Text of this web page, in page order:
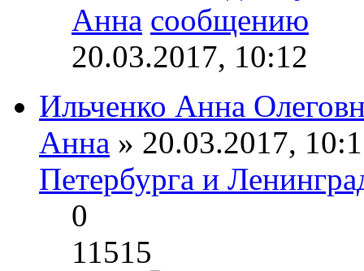
Анна
20.03.2017, 10:12
Ильченко Анна
Анна » 20.03.2017,
Петербурга и
0
11515